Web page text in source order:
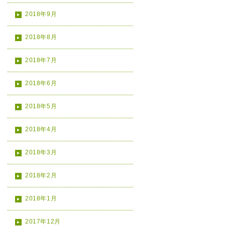
2018年9月
2018年8月
2018年7月
2018年6月
2018年5月
2018年4月
2018年3月
2018年2月
2018年1月
2017年12月